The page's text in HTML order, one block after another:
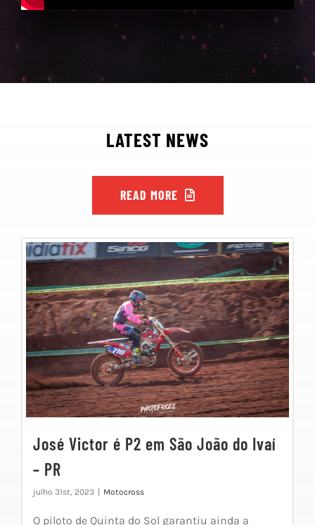
LATEST NEWS
READ MORE
José Victor é P2 em São João do Ivaí
– PR
julho 31st, 2023 Motocross
O piloto de Quinta do Sol garantiu ainda a